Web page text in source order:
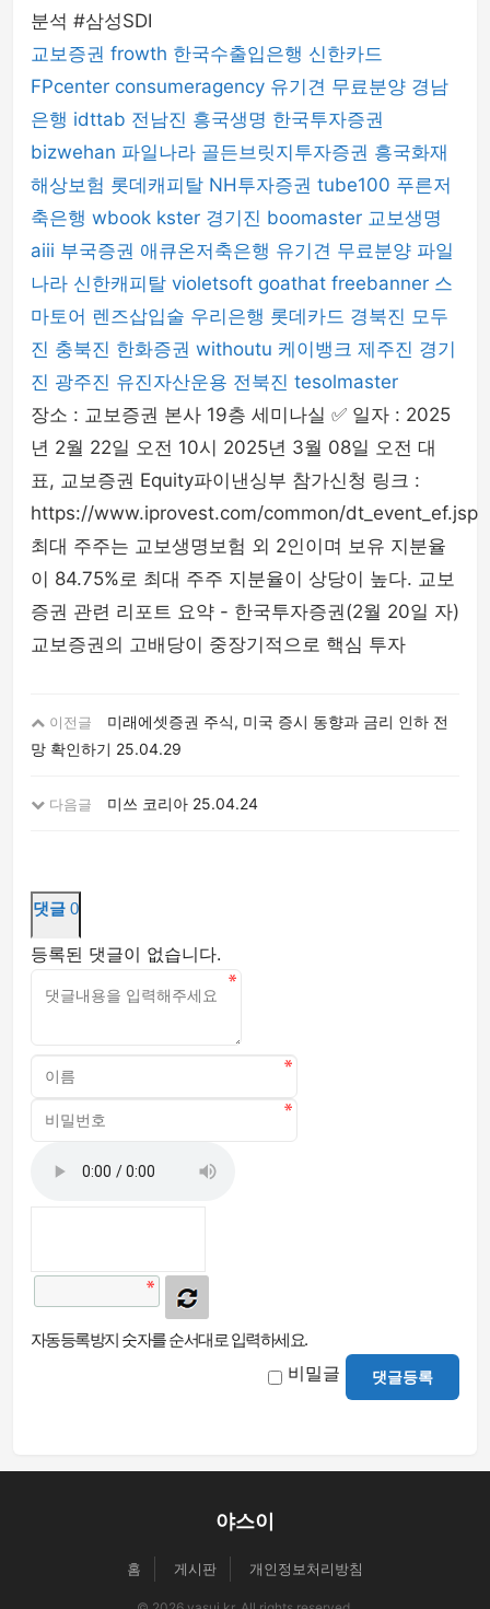
분석 #삼성SDI
교보증권 frowth 한국수출입은행 신한카드
FPcenter consumeragency 유기견 무료분양 경남
은행 idttab 전남진 흥국생명 한국투자증권
bizwehan 파일나라 골든브릿지투자증권 흥국화재
해상보험 롯데캐피탈 NH투자증권 tube100 푸른저
축은행 wbook kster 경기진 boomaster 교보생명
aiii 부국증권 애큐온저축은행 유기견 무료분양 파일
나라 신한캐피탈 violetsoft goathat freebanner 스
마토어 렌즈삽입술 우리은행 롯데카드 경북진 모두
진 충북진 한화증권 withoutu 케이뱅크 제주진 경기
진 광주진 유진자산운용 전북진 tesolmaster
장소 : 교보증권 본사 19층 세미나실 ✅ 일자 : 2025
년 2월 22일 오전 10시 2025년 3월 08일 오전 대
표, 교보증권 Equity파이낸싱부 참가신청 링크 :
https://www.iprovest.com/common/dt_event_ef.jsp
최대 주주는 교보생명보험 외 2인이며 보유 지분율
이 84.75%로 최대 주주 지분율이 상당이 높다. 교보
증권 관련 리포트 요약 - 한국투자증권(2월 20일 자)
교보증권의 고배당이 중장기적으로 핵심 투자
이전글
미래에셋증권 주식, 미국 증시 동향과 금리 인하 전
망 확인하기 25.04.29
다음글 미쓰 코리아 25.04.24
댓글 0
등록된 댓글이 없습니다.
자동등록방지 숫자를 순서대로 입력하세요.
비밀글 댓글등록
야스이
홈 게시판 개인정보처리방침